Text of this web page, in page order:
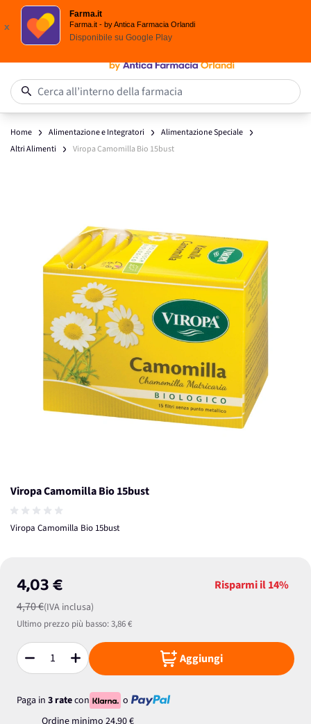
x
Farma.it
Farma.it - by Antica Farmacia Orlandi
Disponibile su Google Play
Salta al contenuto
Cerca all’interno della farmacia
Home Alimentazione e Integratori
Alimentazione Speciale
Altri Alimenti
Viropa Camomilla Bio 15bust
Viropa Camomilla Bio 15bust
Viropa Camomilla Bio 15bust
4,03 €
4,70 €(IVA inclusa)
Risparmi il14%
Ultimo prezzo più basso:3,86 €
Quantità Aggiungi
Paga in 3 ratecon
o
Ordine minimo 24,90 €